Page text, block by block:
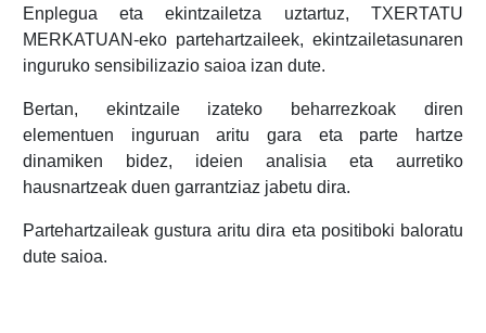
Enplegua eta ekintzailetza uztartuz, TXERTATU
MERKATUAN-eko partehartzaileek, ekintzailetasunaren
inguruko sensibilizazio saioa izan dute.
Bertan, ekintzaile izateko beharrezkoak diren
elementuen inguruan aritu gara eta parte hartze
dinamiken bidez, ideien analisia eta aurretiko
hausnartzeak duen garrantziaz jabetu dira.
Partehartzaileak gustura aritu dira eta positiboki baloratu
dute saioa.